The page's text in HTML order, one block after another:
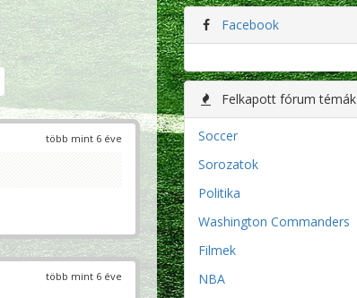
több mint 6 éve
több mint 6 éve
Facebook
Felkapott fórum témák
Soccer
Sorozatok
Politika
Washington Commanders
Filmek
NBA